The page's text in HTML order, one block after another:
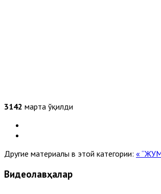
3142 марта ўқилди
Другие материалы в этой категории: «
Видеолавҳалар